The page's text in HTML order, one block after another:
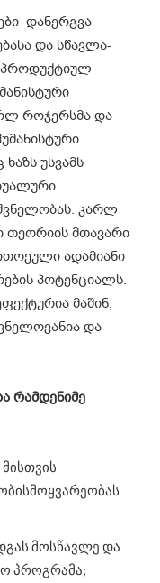
დანერგვა
და სწავლა-
პროდუქტიულ
როჯერსმა და
უსვამს
კარლ
თეორიის მთავარი
ადამიანი
პოტენციალს.
მაშინ,
და
რამდენიმე
მოსწავლე და
პროგრამა;